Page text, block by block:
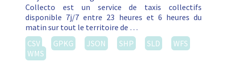
Collecto est un service de taxis collectifs
disponible 7j/7 entre 23 heures et 6 heures du
matin sur tout le territoire de …
CSV
GPKG JSON SHP SLD
WFS
WMS